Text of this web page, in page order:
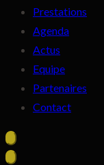
Prestations
Agenda
Actus
Equipe
Partenaires
Contact